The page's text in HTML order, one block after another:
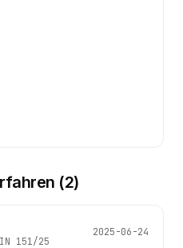
(2)
IN 151/25
2025-06-24